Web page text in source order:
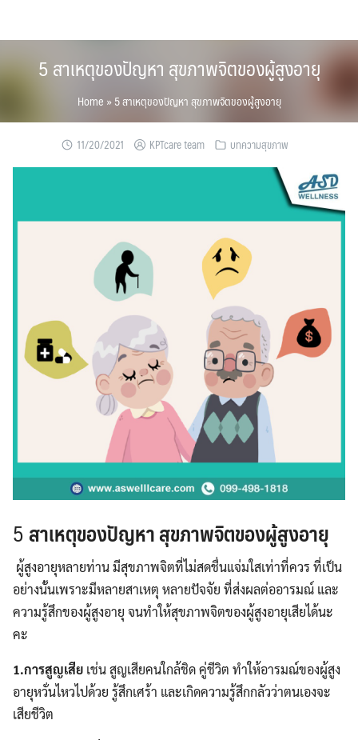
5 สาเหตุของปัญหา สุขภาพจิตของผู้สูงอายุ
Home »5 สาเหตุของปัญหา สุขภาพจิตของผู้สูงอายุ
11/20/2021 KPTcare team บทความสุขภาพ
5สาเหตุของปัญหา สุขภาพจิตของผู้สูงอายุ
ผู้สูงอายุหลายท่าน มีสุขภาพจิตที่ไม่สดชื่นแจ่มใสเท่าที่ควร ที่เป็น
อย่างนั้นเพราะมีหลายสาเหตุ หลายปัจจัย ที่ส่งผลต่ออารมณ์ และ
ความรู้สึกของผู้สูงอายุ จนทำให้สุขภาพจิตของผู้สูงอายุเสียได้นะ
คะ
1.การสูญเสีย เช่น สูญเสียคนใกล้ชิด คู่ชีวิต ทำให้อารมณ์ของผู้สูง
อายุหวั่นไหวไปด้วย รู้สึกเศร้า และเกิดความรู้สึกกลัวว่าตนเองจะ
เสียชีวิต